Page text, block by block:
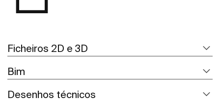
Ficheiros 2D e 3D
Bim
Desenhos técnicos